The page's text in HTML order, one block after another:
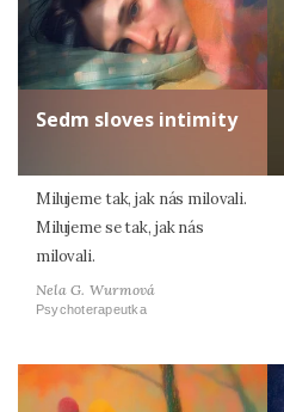
Sedm sloves intimity
Milujeme tak, jak nás milovali.
Milujeme se tak, jak nás
milovali.
Nela G. Wurmová
Psychoterapeutka